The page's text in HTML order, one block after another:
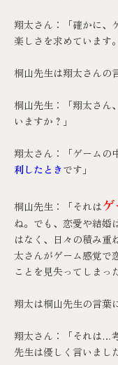
翔太さん：「確かに、
楽しさを求めています
桐山先生は翔太さんの
桐山先生：「翔太さん
いますか？」
翔太さん：「ゲームの
利したときです」
桐山先生：「それは
ね。でも、恋愛や結婚
はなく、日々の積み重
太さんがゲーム感覚で
ことを見失ってしまっ
翔太は桐山先生の言葉
翔太さん：「それは…
先生は優しく言いまし